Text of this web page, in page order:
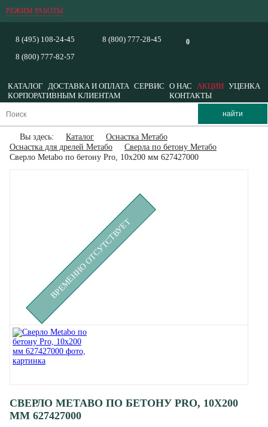
РЕЖИМ РАБОТЫ
0
8 (495) 108-24-45
8 (800) 777-82-57
8 (800) 777-28-45
КАТАЛОГ ДОСТАВКА И ОПЛАТА СЕРВИС О НАС АКЦИИ УЦЕНКА
КОРПОРАТИВНЫМ КЛИЕНТАМ
КОНТАКТЫ
Вы здесь: Каталог
Оснастка Метабо
Оснастка для дрелей Метабо
Сверла по бетону Метабо
Сверло Metabo по бетону Pro, 10х200 мм 627427000
ВРЕМЕННО ОТСУТСТВУЕТ
СВЕРЛО METABO ПО БЕТОНУ PRO, 10Х200
ММ 627427000